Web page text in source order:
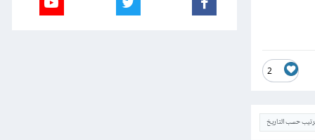
2
حسب التاريخ